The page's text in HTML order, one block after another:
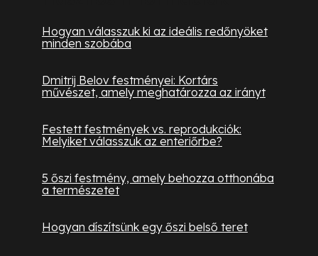
Hogyan válasszuk ki az ideális redőnyöket
minden szobába
Dmitrij Belov festményei: Kortárs
művészet, amely meghatározza az irányt
Festett festmények vs. reprodukciók:
Melyiket válasszuk az enteriőrbe?
5 őszi festmény, amely behozza otthonába
a természetet
Hogyan díszítsünk egy őszi belső teret